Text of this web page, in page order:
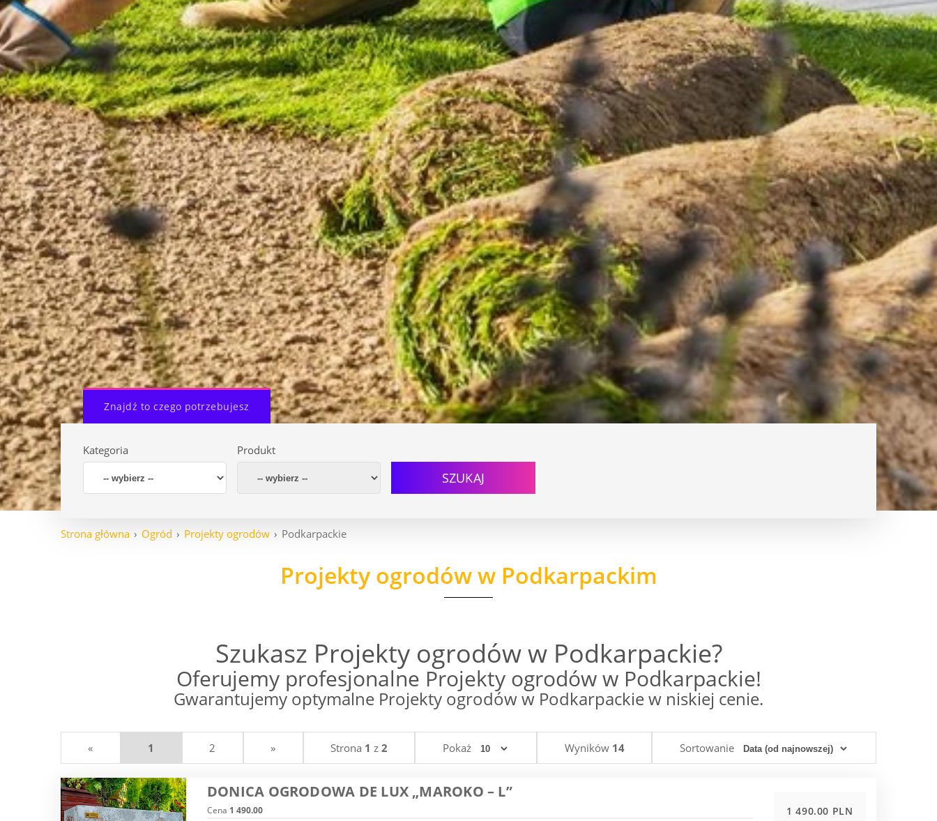
Znajdź to czego potrzebujesz
Kategoria Produkt
SZUKAJ
Strona główna Ogród Projekty ogrodów Podkarpackie
Projekty ogrodów w Podkarpackim
Szukasz Projekty ogrodów w Podkarpackie?
Oferujemy profesjonalne Projekty ogrodów w Podkarpackie!
Gwarantujemy optymalne Projekty ogrodów w Podkarpackie w niskiej cenie.
« 1 2 » Strona 1 z 2 Pokaż Wyników 14 Sortowanie
DONICA OGRODOWA DE LUX „MAROKO – L”
Cena 1 490.00 1 490.00 PLN